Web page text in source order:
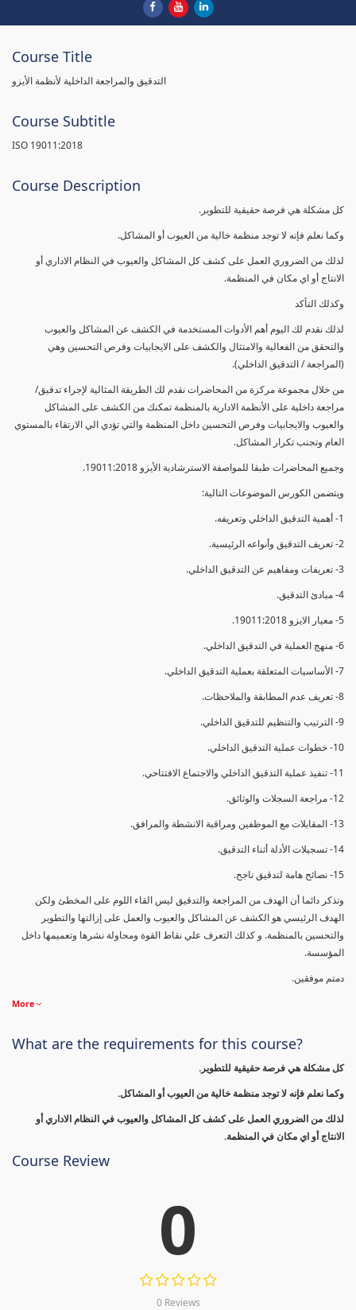
Course Title
التدقيق والمراجعة الداخلية لأنظمة الأيزو
Course Subtitle
ISO 19011:2018
Course Description
كل مشكلة هي فرصة حقيقية للتطوير.
وكما نعلم فإنه لا توجد منظمة خالية من العيوب أو المشاكل.
لذلك من الضروري العمل على كشف كل المشاكل والعيوب في النظام الاداري أو
الانتاج أو اي مكان في المنظمة.
وكذلك التأكد
لذلك نقدم لك اليوم أهم الأدوات المستخدمة في الكشف عن المشاكل والعيوب
والتحقق من الفعالية والامتثال والكشف على الايجابيات وفرص التحسين وهي
(المراجعة / التدقيق الداخلي).
من خلال مجموعة مركزة من المحاضرات نقدم لك الطريقة المثالية لإجراء تدقيق/
مراجعة داخلية على الأنظمة الادارية بالمنظمة تمكنك من الكشف على المشاكل
والعيوب والايجابيات وفرص التحسين داخل المنظمة والتي تؤدي الي الارتقاء بالمستوي
العام وتجنب تكرار المشاكل.
وجميع المحاضرات طبقا للمواصفة الاسترشادية الأيزو 19011:2018.
ويتضمن الكورس الموضوعات التالية:
1- أهمية التدقيق الداخلي وتعريفه.
2- تعريف التدقيق وأنواعه الرئيسية.
3- تعريفات ومفاهيم عن التدقيق الداخلي.
4- مبادئ التدقيق.
5- معيار الايزو 19011:2018.
6- منهج العملية في التدقيق الداخلي.
7- الأساسيات المتعلقة بعملية التدقيق الداخلي.
8- تعريف عدم المطابقة والملاحظات.
9- الترتيب والتنظيم للتدقيق الداخلي.
10- خطوات عملية التدقيق الداخلي.
11- تنفيذ عملية التدقيق الداخلي والاجتماع الافتتاحي.
12- مراجعة السجلات والوثائق.
13- المقابلات مع الموظفين ومراقبة الانشطة والمرافق.
14- تسجيلات الأدلة أثناء التدقيق.
15- نصائح هامة لتدقيق ناجح.
وتذكر دائما أن الهدف من المراجعة والتدقيق ليس القاء اللوم على المخطئ ولكن
الهدف الرئيسي هو الكشف عن المشاكل والعيوب والعمل على إزالتها والتطوير
والتحسين بالمنظمة. و كذلك التعرف علي نقاط القوة ومحاولة نشرها وتعميمها داخل
المؤسسة.
دمتم موفقين.
More
What are the requirements for this course?
كل مشكلة هي فرصة حقيقية للتطوير.
وكما نعلم فإنه لا توجد منظمة خالية من العيوب أو المشاكل.
لذلك من الضروري العمل على كشف كل المشاكل والعيوب في النظام الاداري أو
الانتاج أو اي مكان في المنظمة.
Course Review
0
0 Reviews